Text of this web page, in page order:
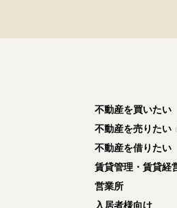
不動産を買いたい
不動産を売りたい
不動産を借りたい
賃貸管理・賃貸経
営業所
入居者様向け